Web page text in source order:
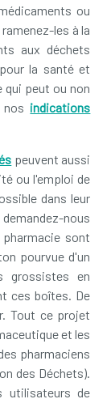
ou
les à la
aux déchets
la santé et
qui peut ou non
indications
peuvent aussi
ou l'emploi de
dans leur
nous
sont
pourvue d'un
grossistes en
ces boîtes. De
Tout ce projet
et les
pharmaciens
des Déchets).
utilisateurs de